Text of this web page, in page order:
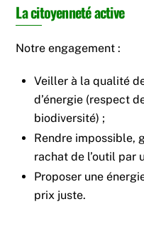
La citoyenneté active
Notre engagement :
Veiller à la qualité
d’énergie (respect
biodiversité) ;
Rendre impossible,
rachat de l’outil par
Proposer une
prix juste.